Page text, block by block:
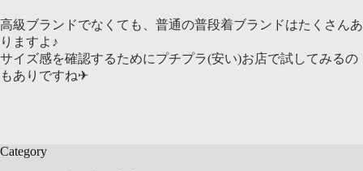
高級ブランドでなくても、普通の普段着ブランドはたくさんあ
りますよ♪
サイズ感を確認するためにプチプラ(安い)お店で試してみるの
もありですね✈
Category